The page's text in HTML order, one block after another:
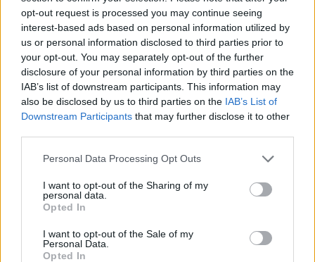
opt-out request is processed you may continue seeing
interest-based ads based on personal information utilized by
us or personal information disclosed to third parties prior to
your opt-out. You may separately opt-out of the further
disclosure of your personal information by third parties on the
IAB’s list of downstream participants. This information may
also be disclosed by us to third parties on the IAB’s List of
Downstream Participants that may further disclose it to other
Please note that this website/app uses one or more Google
not limited to your visit or usage behaviour. You may click to
grant or deny consent to Google and its third-party tags to
use your data for below specified purposes in below Google
consent section.
Personal Data Processing Opt Outs
I want to opt-out of the Sharing of my
personal data.
Opted In
I want to opt-out of the Sale of my
Personal Data.
Opted In
Kövess minket, és értesülj a friss hírekről a
Facebookon is!
Követem
BYEALEX # HERCEG ERIKA GÁSPÁR LACI